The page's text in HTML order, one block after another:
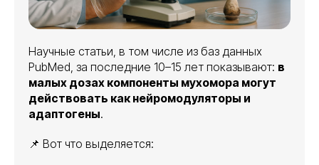
Научные статьи, в том числе из баз данных
PubMed, за последние 10–15 лет показывают: в
малых дозах компоненты мухомора могут
действовать как нейромодуляторы и
адаптогены.
📌 Вот что выделяется: